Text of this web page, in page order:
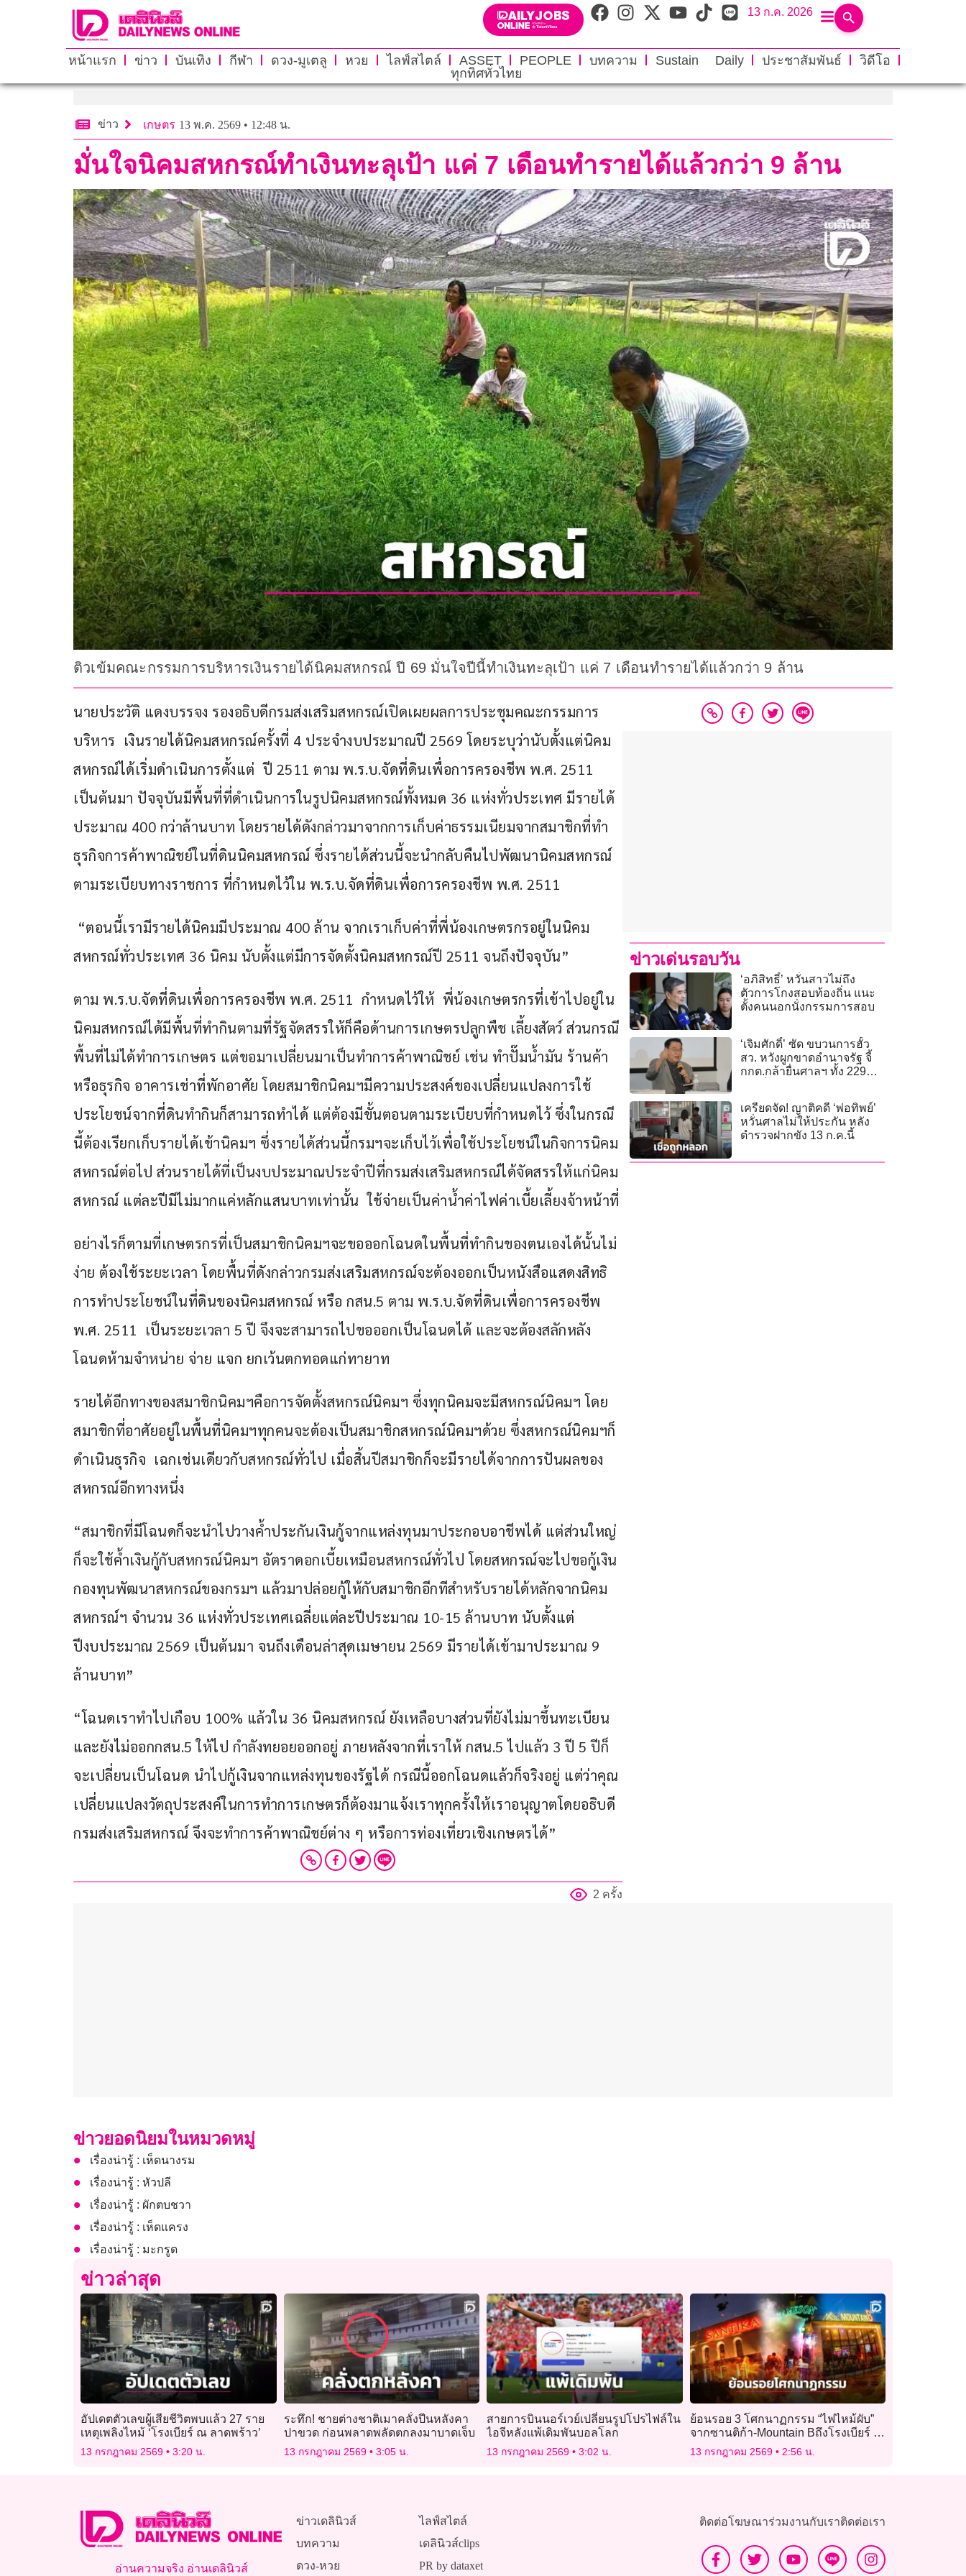
13 ก.ค. 2026
หน้าแรก ข่าว บันเทิง กีฬา ดวง-มูเตลู หวย ไลฟ์สไตล์ ASSET PEOPLE บทความ Sustain Daily ประชาสัมพันธ์
วิดีโอ
ทุกทิศทั่วไทย
ข่าว เกษตร 13 พ.ค. 2569 • 12:48 น.
มั่นใจนิคมสหกรณ์ทำเงินทะลุเป้า แค่ 7 เดือนทำรายได้แล้วกว่า 9 ล้าน
ติวเข้มคณะกรรมการบริหารเงินรายได้นิคมสหกรณ์ ปี 69 มั่นใจปีนี้ทำเงินทะลุเป้า แค่ 7 เดือนทำรายได้แล้วกว่า 9 ล้าน
นายประวัติ แดงบรรจง รองอธิบดีกรมส่งเสริมสหกรณ์เปิดเผยผลการประชุมคณะกรรมการ
บริหาร  เงินรายได้นิคมสหกรณ์ครั้งที่ 4 ประจำงบประมาณปี 2569 โดยระบุว่านับตั้งแต่นิคม
สหกรณ์ได้เริ่มดำเนินการตั้งแต่  ปี 2511 ตาม พ.ร.บ.จัดที่ดินเพื่อการครองชีพ พ.ศ. 2511
เป็นต้นมา ปัจจุบันมีพื้นที่ที่ดำเนินการในรูปนิคมสหกรณ์ทั้งหมด 36 แห่งทั่วประเทศ มีรายได้
ประมาณ 400 กว่าล้านบาท โดยรายได้ดังกล่าวมาจากการเก็บค่าธรรมเนียมจากสมาชิกที่ทำ
ธุรกิจการค้าพาณิชย์ในที่ดินนิคมสหกรณ์ ซึ่งรายได้ส่วนนี้จะนำกลับคืนไปพัฒนานิคมสหกรณ์
ตามระเบียบทางราชการ ที่กำหนดไว้ใน พ.ร.บ.จัดที่ดินเพื่อการครองชีพ พ.ศ. 2511
“ตอนนี้เรามีรายได้นิคมมีประมาณ 400 ล้าน จากเราเก็บค่าที่พี่น้องเกษตรกรอยู่ในนิคม
สหกรณ์ทั่วประเทศ 36 นิคม นับตั้งแต่มีการจัดตั้งนิคมสหกรณ์ปี 2511 จนถึงปัจจุบัน”
ตาม พ.ร.บ.จัดที่ดินเพื่อการครองชีพ พ.ศ. 2511  กำหนดไว้ให้  พี่น้องเกษตรกรที่เข้าไปอยู่ใน
นิคมสหกรณ์ได้มีพื้นที่ทำกินตามที่รัฐจัดสรรให้ก็คือด้านการเกษตรปลูกพืช เลี้ยงสัตว์ ส่วนกรณี
พื้นที่ไม่ได้ทำการเกษตร แต่ขอมาเปลี่ยนมาเป็นทำการค้าพาณิชย์ เช่น ทำปั๊มน้ำมัน ร้านค้า
หรือธุรกิจ อาคารเช่าที่พักอาศัย โดยสมาชิกนิคมฯมีความประสงค์ของเปลี่ยนแปลงการใช้
ประโยชน์จากที่ดินทำกินก็สามารถทำได้ แต่ต้องมีขั้นตอนตามระเบียบที่กำหนดไว้ ซึ่งในกรณี
นี้ต้องเรียกเก็บรายได้เข้านิคมฯ ซึ่งรายได้ส่วนนี้กรมฯจะเก็บไว้เพื่อใช้ประโยชน์ในกิจการนิคม
สหกรณ์ต่อไป ส่วนรายได้ที่เป็นงบประมาณประจำปีที่กรมส่งเสริมสหกรณ์ได้จัดสรรให้แก่นิคม
สหกรณ์ แต่ละปีมีไม่มากแค่หลักแสนบาทเท่านั้น  ใช้จ่ายเป็นค่าน้ำค่าไฟค่าเบี้ยเลี้ยงจ้าหน้าที่
อย่างไรก็ตามที่เกษตรกรที่เป็นสมาชิกนิคมฯจะขอออกโฉนดในพื้นที่ทำกินของตนเองได้นั้นไม่
ง่าย ต้องใช้ระยะเวลา โดยพื้นที่ดังกล่าวกรมส่งเสริมสหกรณ์จะต้องออกเป็นหนังสือแสดงสิทธิ
การทำประโยชน์ในที่ดินของนิคมสหกรณ์ หรือ กสน.5 ตาม พ.ร.บ.จัดที่ดินเพื่อการครองชีพ
พ.ศ. 2511  เป็นระยะเวลา 5 ปี จึงจะสามารถไปขอออกเป็นโฉนดได้ และจะต้องสลักหลัง
โฉนดห้ามจำหน่าย จ่าย แจก ยกเว้นตกทอดแก่ทายาท
รายได้อีกทางของสมาชิกนิคมฯคือการจัดตั้งสหกรณ์นิคมฯ ซึ่งทุกนิคมจะมีสหกรณ์นิคมฯ โดย
สมาชิกที่อาศัยอยู่ในพื้นที่นิคมฯทุกคนจะต้องเป็นสมาชิกสหกรณ์นิคมฯด้วย ซึ่งสหกรณ์นิคมฯก็
ดำเนินธุรกิจ  เฉกเช่นเดียวกับสหกรณ์ทั่วไป เมื่อสิ้นปีสมาชิกก็จะมีรายได้จากการปันผลของ
สหกรณ์อีกทางหนึ่ง
“สมาชิกที่มีโฉนดก็จะนำไปวางค้ำประกันเงินกู้จากแหล่งทุนมาประกอบอาชีพได้ แต่ส่วนใหญ่
ก็จะใช้ค้ำเงินกู้กับสหกรณ์นิคมฯ อัตราดอกเบี้ยเหมือนสหกรณ์ทั่วไป โดยสหกรณ์จะไปขอกู้เงิน
กองทุนพัฒนาสหกรณ์ของกรมฯ แล้วมาปล่อยกู้ให้กับสมาชิกอีกทีสำหรับรายได้หลักจากนิคม
สหกรณ์ฯ จำนวน 36 แห่งทั่วประเทศเฉลี่ยแต่ละปีประมาณ 10-15 ล้านบาท นับตั้งแต่
ปีงบประมาณ 2569 เป็นต้นมา จนถึงเดือนล่าสุดเมษายน 2569 มีรายได้เข้ามาประมาณ 9
ล้านบาท”
“โฉนดเราทำไปเกือบ 100% แล้วใน 36 นิคมสหกรณ์ ยังเหลือบางส่วนที่ยังไม่มาขึ้นทะเบียน
และยังไม่ออกกสน.5 ให้ไป กำลังทยอยออกอยู่ ภายหลังจากที่เราให้ กสน.5 ไปแล้ว 3 ปี 5 ปีก็
จะเปลี่ยนเป็นโฉนด นำไปกู้เงินจากแหล่งทุนของรัฐได้ กรณีนี้ออกโฉนดแล้วก็จริงอยู่ แต่ว่าคุณ
เปลี่ยนแปลงวัตถุประสงค์ในการทำการเกษตรก็ต้องมาแจ้งเราทุกครั้งให้เราอนุญาตโดยอธิบดี
กรมส่งเสริมสหกรณ์ จึงจะทำการค้าพาณิชย์ต่าง ๆ หรือการท่องเที่ยวเชิงเกษตรได้”
2 ครั้ง
ข่าวเด่นรอบวัน
‘อภิสิทธิ์’ หวั่นสาวไม่ถึง
ตัวการโกงสอบท้องถิ่น แนะ
ตั้งคนนอกนั่งกรรมการสอบ
‘เจิมศักดิ์’ ซัด ขบวนการฮั้ว
สว. หวังผูกขาดอำนาจรัฐ จี้
กกต.กล้ายื่นศาลฯ ทั้ง 229
เครียดจัด! ญาติคดี ‘พ่อทิพย์’
หวั่นศาลไม่ให้ประกัน หลัง
ตำรวจฝากขัง 13 ก.ค.นี้
ข่าวยอดนิยมในหมวดหมู่
เรื่องน่ารู้ : เห็ดนางรม
เรื่องน่ารู้ : หัวปลี
เรื่องน่ารู้ : ผักตบชวา
เรื่องน่ารู้ : เห็ดแครง
เรื่องน่ารู้ : มะกรูด
ข่าวล่าสุด
อัปเดตตัวเลขผู้เสียชีวิตพบแล้ว 27 ราย
เหตุเพลิงไหม้ ‘โรงเบียร์ ณ ลาดพร้าว’
13 กรกฎาคม 2569 3:20 น.
ระทึก! ชายต่างชาติเมาคลั่งปีนหลังคา
ปาขวด ก่อนพลาดพลัดตกลงมาบาดเจ็บ
13 กรกฎาคม 2569 3:05 น.
สายการบินนอร์เวย์เปลี่ยนรูปโปรไฟล์ใน
ไอจีหลังแพ้เดิมพันบอลโลก
13 กรกฎาคม 2569 3:02 น.
ย้อนรอย 3 โศกนาฏกรรม “ไฟไหม้ผับ”
จากซานติก้า-Mountain Bถึงโรงเบียร์ ณ
ลาดพร้าว
13 กรกฎาคม 2569 2:56 น.
อ่านความจริง อ่านเดลินิวส์
ข่าวเดลินิวส์
บทความ
ดวง-หวย
ไลฟ์สไตล์
เดลินิวส์clips
PR by dataxet
ติดต่อโฆษณาร่วมงานกับเราติดต่อเรา